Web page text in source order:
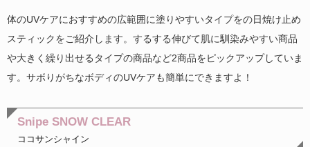
体のUVケアにおすすめの広範囲に塗りやすいタイプをの日焼け止め
スティックをご紹介します。するする伸びて肌に馴染みやすい商品
や大きく繰り出せるタイプの商品など2商品をピックアップしていま
す。サボりがちなボディのUVケアも簡単にできますよ！
Snipe SNOW CLEAR
ココサンシャイン